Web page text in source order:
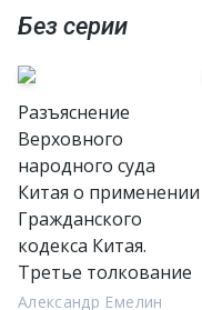
Без серии
Разъяснение
Верховного
народного суда
Китая о применении
Гражданского
кодекса Китая.
Третье толкование
Александр Емелин